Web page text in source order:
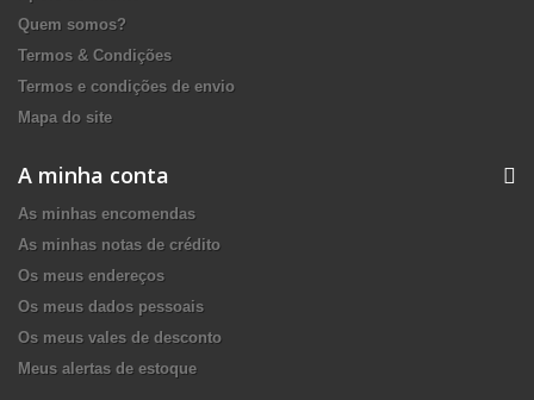
Quem somos?
Termos & Condições
Termos e condições de envio
Mapa do site
A minha conta
As minhas encomendas
As minhas notas de crédito
Os meus endereços
Os meus dados pessoais
Os meus vales de desconto
Meus alertas de estoque